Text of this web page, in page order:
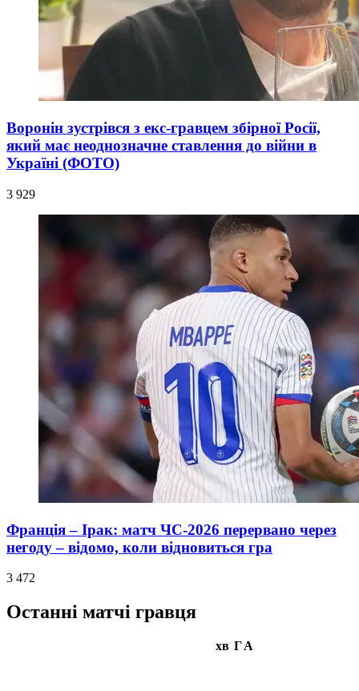
Воронін зустрівся з екс-гравцем збірної Росії,
який має неоднозначне ставлення до війни в
Україні (ФОТО)
3 929
Франція – Ірак: матч ЧС-2026 перервано через
негоду – відомо, коли відновиться гра
3 472
Останні матчі гравця
хв ГА